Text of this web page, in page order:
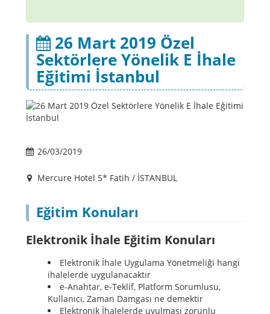
26 Mart 2019 Özel
Sektörlere Yönelik E İhale
Eğitimi İstanbul
26/03/2019
Mercure Hotel 5* Fatih / İSTANBUL
Eğitim Konuları
Elektronik İhale Eğitim Konuları
Elektronik İhale Uygulama Yönetmeliği hangi
ihalelerde uygulanacaktır
e-Anahtar, e-Teklif, Platform Sorumlusu,
Kullanıcı, Zaman Damgası ne demektir
Elektronik İhalelerde uyulması zorunlu